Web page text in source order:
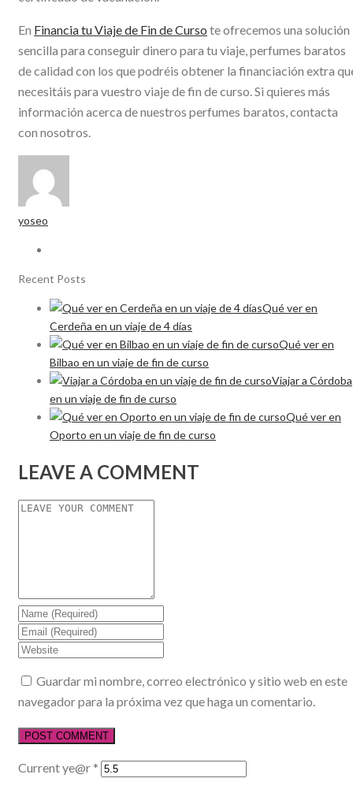
En Financia tu Viaje de Fin de Curso te ofrecemos una solución
sencilla para conseguir dinero para tu viaje, perfumes baratos
de calidad con los que podréis obtener la financiación extra
necesitáis para vuestro viaje de fin de curso. Si quieres más
información acerca de nuestros perfumes baratos, contacta
con nosotros.
yoseo
Recent Posts
Qué ver en
Cerdeña en un viaje de 4 días
Qué ver en
Bilbao en un viaje de fin de curso
Viajar a Córdoba
en un viaje de fin de curso
Qué ver en
Oporto en un viaje de fin de curso
LEAVE A COMMENT
Guardar mi nombre, correo electrónico y sitio web en este
navegador para la próxima vez que haga un comentario.
Current ye@r *